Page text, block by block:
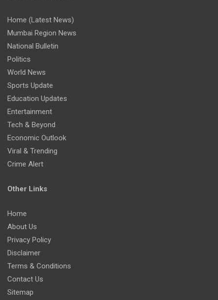
Home (Latest News)
Mumbai Region News
National Bulletin
Politics
World News
Sports Update
Education Updates
Entertainment
Tech & Beyond
Economic Outlook
Viral & Trending
Crime Alert
Other Links
Home
About Us
Privacy Policy
Disclaimer
Terms & Conditions
Contact Us
Sitemap